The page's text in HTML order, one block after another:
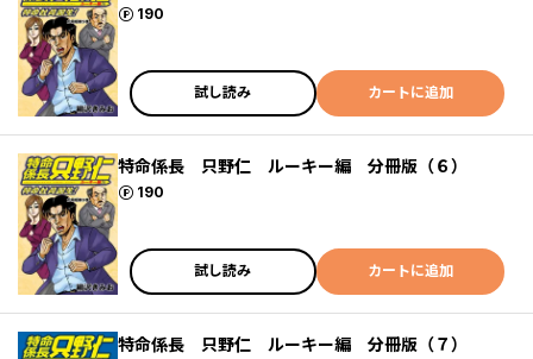
190
ポイント
試し読み カートに追加
特命係長 只野仁 ルーキー編 分冊版（６）
190
ポイント
試し読み カートに追加
特命係長 只野仁 ルーキー編 分冊版（７）